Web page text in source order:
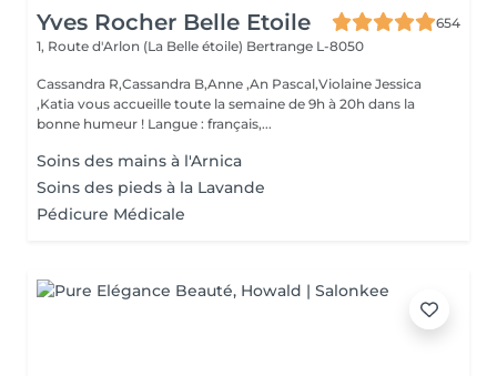
Yves Rocher Belle Etoile
654
1, Route d'Arlon (La Belle étoile) Bertrange L-8050
Cassandra R,Cassandra B,Anne ,An Pascal,Violaine Jessica
,Katia vous accueille toute la semaine de 9h à 20h dans la
bonne humeur ! Langue : français,...
Soins des mains à l'Arnica
Soins des pieds à la Lavande
Pédicure Médicale